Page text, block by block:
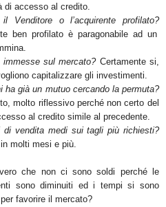
di accesso al credito.
Venditore o l’acquirente profilato?
ben profilato è paragonabile ad un
sul mercato?Certamente si,
capitalizzare gli investimenti.
ha già un mutuo cercando la permuta?
molto riflessivo perché non certo del
al credito simile al precedente.
vendita medi sui tagli più richiesti?
molti mesi e più.
che non ci sono soldi perché le
sono diminuiti ed i tempi si sono
favorire il mercato?